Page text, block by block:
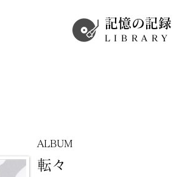
記憶の記録
LIBRARY
ALBUM
転々